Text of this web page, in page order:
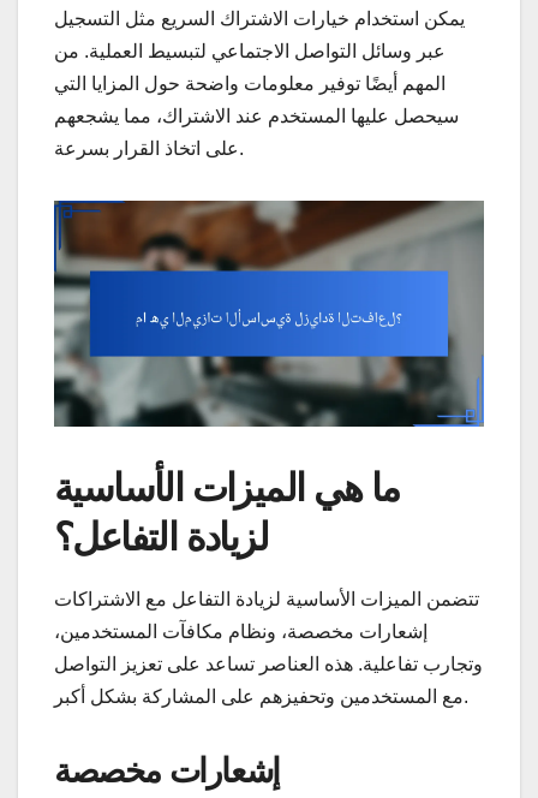
يمكن استخدام خيارات الاشتراك السريع مثل التسجيل
عبر وسائل التواصل الاجتماعي لتبسيط العملية. من
المهم أيضًا توفير معلومات واضحة حول المزايا التي
سيحصل عليها المستخدم عند الاشتراك، مما يشجعهم
على اتخاذ القرار بسرعة.
ما هي الميزات الأساسية
لزيادة التفاعل؟
تتضمن الميزات الأساسية لزيادة التفاعل مع الاشتراكات
إشعارات مخصصة، ونظام مكافآت المستخدمين،
وتجارب تفاعلية. هذه العناصر تساعد على تعزيز التواصل
مع المستخدمين وتحفيزهم على المشاركة بشكل أكبر.
إشعارات مخصصة